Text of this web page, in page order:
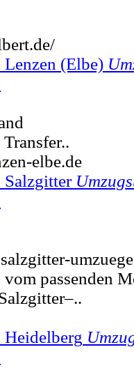
Lenzen (Elbe)
elbe.de
Salzgitter
passenden
Heidelberg